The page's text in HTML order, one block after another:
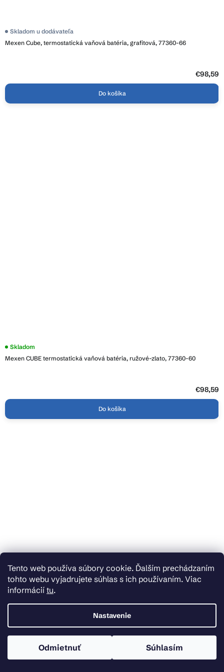
Tento web používa súbory cookie. Ďalším prechádzaním
tohto webu vyjadrujete súhlas s ich používaním. Viac
informácií tu.
Nastavenie
Odmietnuť Súhlasím
Mexen Cube, termostatická vaňová batéria, grafitová, 77360-66
Skladom u dodávateľa
€98,59
Do košíka
Mexen CUBE termostatická vaňová batéria, ružové-zlato, 77360-60
Skladom
€98,59
Do košíka